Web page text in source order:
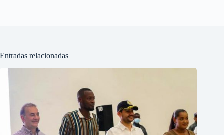
Entradas relacionadas